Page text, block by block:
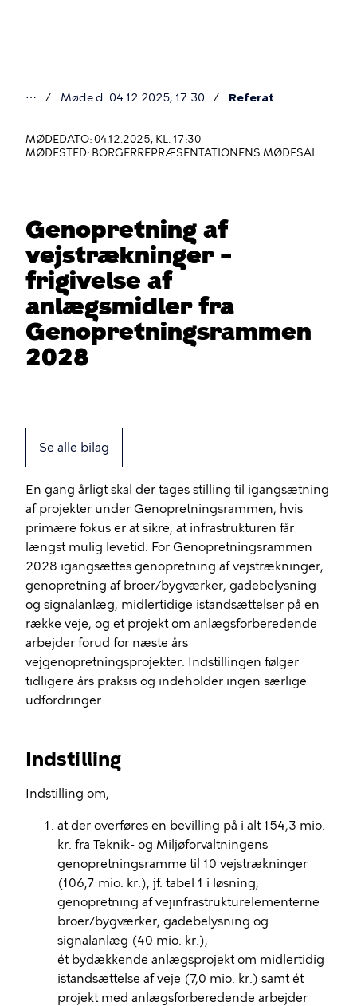
er
her
⋯ Møde d. 04.12.2025, 17:30 Referat
MØDEDATO: 04.12.2025, KL. 17:30
MØDESTED: BORGERREPRÆSENTATIONENS MØDESAL
Genopretning af
vejstrækninger –
frigivelse af
anlægsmidler fra
Genopretningsrammen
2028
Se alle bilag
En gang årligt skal der tages stilling til igangsætning
af projekter under Genopretningsrammen, hvis
primære fokus er at sikre, at infrastrukturen får
længst mulig levetid. For Genopretningsrammen
2028 igangsættes genopretning af vejstrækninger,
genopretning af broer/bygværker, gadebelysning
og signalanlæg, midlertidige istandsættelser på en
række veje, og et projekt om anlægsforberedende
arbejder forud for næste års
vejgenopretningsprojekter. Indstillingen følger
tidligere års praksis og indeholder ingen særlige
udfordringer.
Indstilling
Indstilling om,
at der overføres en bevilling på i alt 154,3 mio.
kr. fra Teknik- og Miljøforvaltningens
genopretningsramme til 10 vejstrækninger
(106,7 mio. kr.), jf. tabel 1 i løsning,
genopretning af vejinfrastrukturelementerne
broer/bygværker, gadebelysning og
signalanlæg (40 mio. kr.),
ét bydækkende anlægsprojekt om midlertidig
istandsættelse af veje (7,0 mio. kr.) samt ét
projekt med anlægsforberedende arbejder